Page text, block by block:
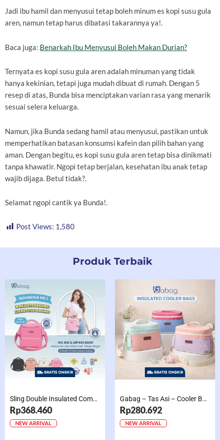
Jadi ibu hamil dan menyusui tetap boleh minum es kopi susu gula
aren, namun tetap harus dibatasi takarannya ya!.
Baca juga: Benarkah Ibu Menyusui Boleh Makan Durian?
Ternyata es kopi susu gula aren adalah minuman yang tidak
hanya kekinian, tetapi juga mudah dibuat di rumah. Dengan 5
resep di atas, Bunda bisa menciptakan varian rasa yang menarik
sesuai selera keluarga.
Namun, jika Bunda sedang hamil atau menyusui, pastikan untuk
memperhatikan batasan konsumsi kafein dan pilih bahan yang
aman. Dengan begitu, es kopi susu gula aren tetap bisa dinikmati
tanpa khawatir. Ngopi tetap berjalan, kesehatan ibu anak tetap
wajib dijaga. Betul tidak?.
Selamat ngopi cantik ya Bunda!.
Post Views: 1,580
Produk Terbaik
Sling Double Insulated Compartment Cappucino Black, Creamy, Salem, Chocolate
Rp368.460
NEW ARRIVAL
Gabag – Tas Asi – Cooler Bag Sling Single Compartment Mint Grape Bubble
Rp280.692
NEW ARRIVAL